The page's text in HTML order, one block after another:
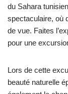
du Sahara
spectaculaire, où
de vue. Faites
pour une
Lors de cette
beauté naturelle